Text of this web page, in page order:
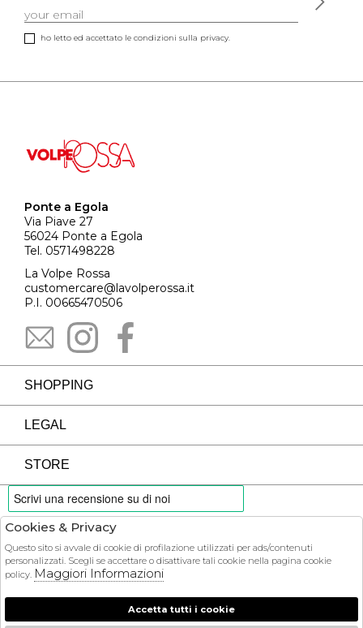
ho letto ed accettato le condizioni sulla privacy.
Ponte a Egola
Via Piave 27
56024 Ponte a Egola
Tel. 0571498228
La Volpe Rossa
customercare@lavolperossa.it
P.I. 00665470506
SHOPPING
LEGAL
STORE
PAYMENTS
COURIER
Cookies & Privacy
Questo sito si avvale di cookie di profilazione utilizzati per ads/contenuti
personalizzati. Scegli se accettare o disattivare tali cookie nella pagina cookie
policy. Maggiori Informazioni
Accetta tutti i cookie